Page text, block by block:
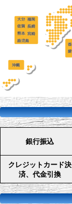
銀行振込
クレジットカード決
済、代金引換